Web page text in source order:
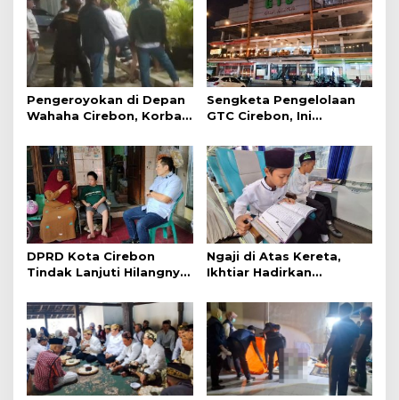
Pengeroyokan di Depan
Wahaha Cirebon, Korban
Polisi
Sengketa Pengelolaan
GTC Cirebon, Ini
Simanjuntak
DPRD Kota Cirebon
Tindak Lanjuti Hilangnya
Disabilitas
Ngaji di Atas Kereta,
Ikhtiar Hadirkan
Nyaman